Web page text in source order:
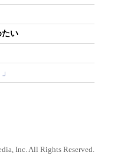
たい
Inc. All Rights Reserved.